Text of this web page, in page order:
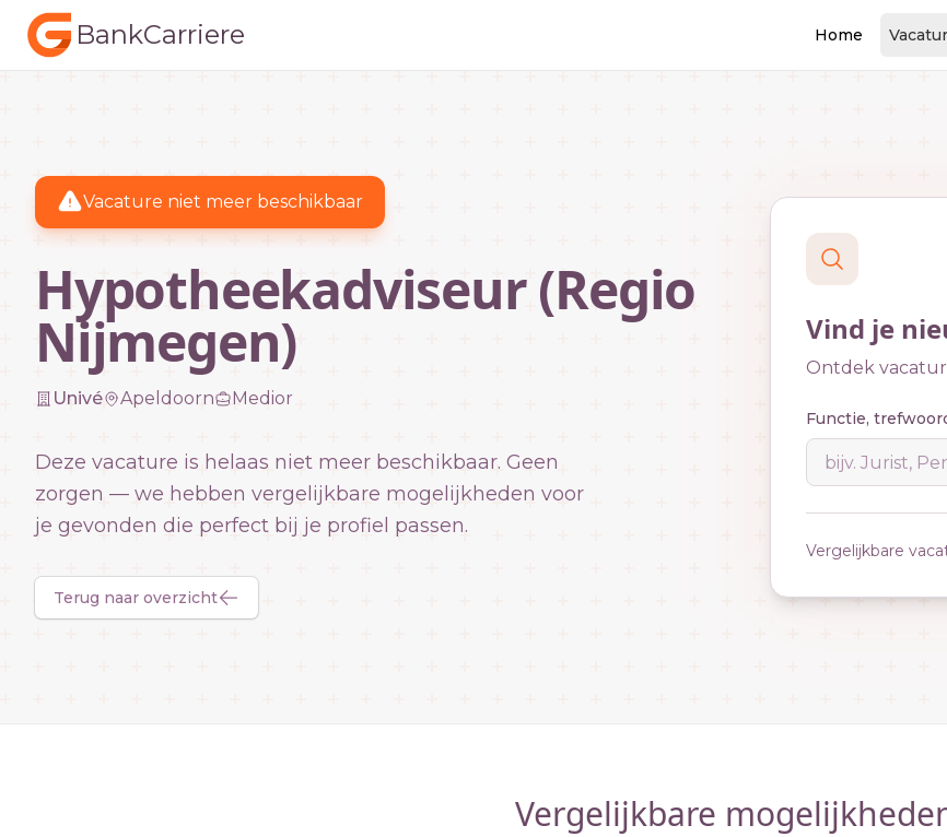
BankCarriere Home
Vacature niet meer beschikbaar
Hypotheekadviseur (Regio
Nijmegen)
Univé Apeldoorn Medior
Deze vacature is helaas niet meer beschikbaar. Geen
zorgen — we hebben vergelijkbare mogelijkheden voor
je gevonden die perfect bij je profiel passen.
Terug naar overzicht
Vind je
Ontdek
Functie,
Vergelijkbare
Vergelijkbare